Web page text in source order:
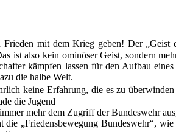
Frieden mit dem Krieg geben! Der „Geist
ist also kein ominöser Geist, sondern
kämpfen lassen für den Aufbau
die halbe Welt.
keine Erfahrung, die es zu
die Jugend
mehr dem Zugriff der Bundeswehr
die „Friedensbewegung Bundeswehr“,